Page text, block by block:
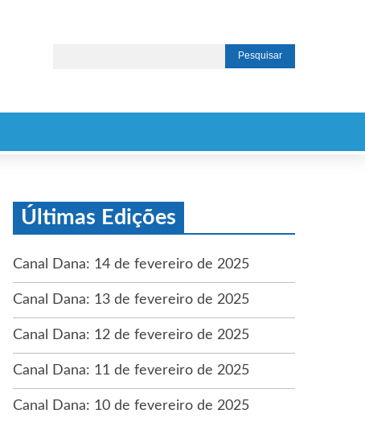
Últimas Edições
Canal Dana: 14 de fevereiro de 2025
Canal Dana: 13 de fevereiro de 2025
Canal Dana: 12 de fevereiro de 2025
Canal Dana: 11 de fevereiro de 2025
Canal Dana: 10 de fevereiro de 2025